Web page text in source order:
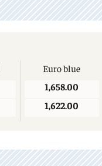
Euro blue
1,658.00
1,622.00